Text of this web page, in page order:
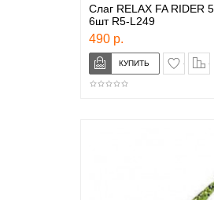
Слаг RELAX FA RIDER
6шт R5-L249
490 р.
в